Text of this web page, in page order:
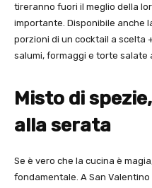
tireranno fuori il meglio della
importante. Disponibile anche
porzioni di un cocktail a scelta
salumi, formaggi e torte salate
Misto di
alla serata
Se è vero che la cucina è
fondamentale. A San